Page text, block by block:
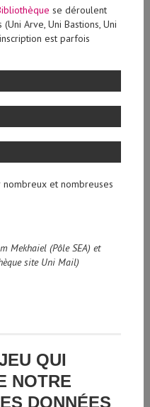
se déroulent
Arve, Uni Bastions, Uni
est parfois
et nombreuses
Mekhaiel (Pôle SEA) et
site Uni Mail)
QUI
NOTRE
DONNÉES